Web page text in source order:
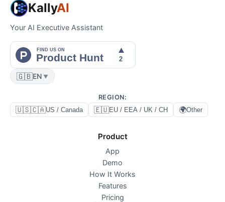
KallyAI
Your AI Executive Assistant
🇬🇧EN ▼
REGION:
🇺🇸🇨🇦US / Canada 🇪🇺EU / EEA / UK / CH 🌍Other
Product
App
Demo
How It Works
Features
Pricing